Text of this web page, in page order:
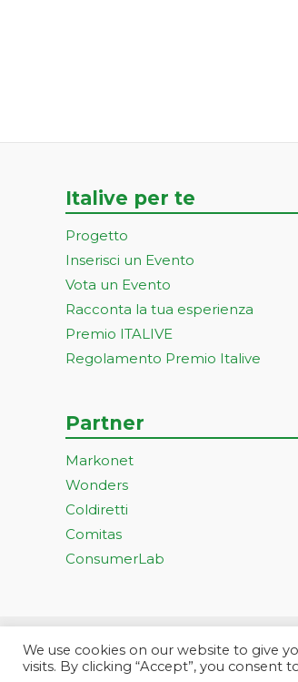
Italive per te
Progetto
Inserisci un Evento
Vota un Evento
Racconta la tua esperienza
Premio ITALIVE
Regolamento Premio Italive
Partner
Markonet
Wonders
Coldiretti
Comitas
ConsumerLab
Progetto
We use cookies on our website to give
visits. By clicking “Accept”, you consent